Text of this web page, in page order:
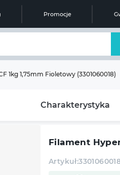
Promocje
1kg 1,75mm Fioletowy (3301060018)
Charakterystyka
Filament
Artykuł: